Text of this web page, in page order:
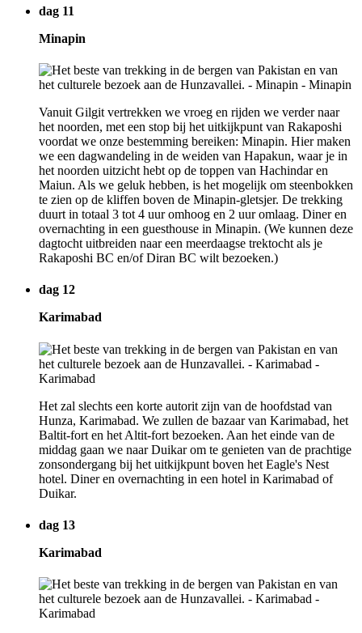
dag 11
Minapin
Vanuit Gilgit vertrekken we vroeg en rijden we verder naar
het noorden, met een stop bij het uitkijkpunt van Rakaposhi
voordat we onze bestemming bereiken: Minapin. Hier maken
we een dagwandeling in de weiden van Hapakun, waar je in
het noorden uitzicht hebt op de toppen van Hachindar en
Maiun. Als we geluk hebben, is het mogelijk om steenbokken
te zien op de kliffen boven de Minapin-gletsjer. De trekking
duurt in totaal 3 tot 4 uur omhoog en 2 uur omlaag. Diner en
overnachting in een guesthouse in Minapin. (We kunnen deze
dagtocht uitbreiden naar een meerdaagse trektocht als je
Rakaposhi BC en/of Diran BC wilt bezoeken.)
dag 12
Karimabad
Het zal slechts een korte autorit zijn van de hoofdstad van
Hunza, Karimabad. We zullen de bazaar van Karimabad, het
Baltit-fort en het Altit-fort bezoeken. Aan het einde van de
middag gaan we naar Duikar om te genieten van de prachtige
zonsondergang bij het uitkijkpunt boven het Eagle's Nest
hotel. Diner en overnachting in een hotel in Karimabad of
Duikar.
dag 13
Karimabad